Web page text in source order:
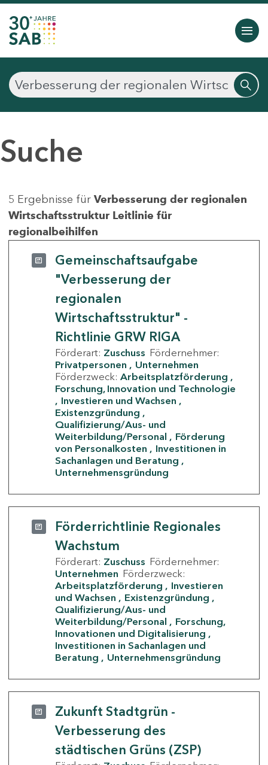
Suche
5 Ergebnisse für Verbesserung der regionalen
Wirtschaftsstruktur Leitlinie für
regionalbeihilfen
Gemeinschaftsaufgabe
"Verbesserung der
regionalen
Wirtschaftsstruktur" -
Richtlinie GRW RIGA
Förderart: Zuschuss Fördernehmer:
Privatpersonen
Unternehmen
Förderzweck: Arbeitsplatzförderung
Forschung, Innovation und Technologie
Investieren und Wachsen
Existenzgründung
Qualifizierung/Aus- und
Weiterbildung/Personal
Förderung
von Personalkosten
Investitionen in
Sachanlagen und Beratung
Unternehmensgründung
Förderrichtlinie Regionales
Wachstum
Förderart: Zuschuss Fördernehmer:
Unternehmen Förderzweck:
Arbeitsplatzförderung
Investieren
und Wachsen
Existenzgründung
Qualifizierung/Aus- und
Weiterbildung/Personal
Forschung,
Innovationen und Digitalisierung
Investitionen in Sachanlagen und
Beratung
Unternehmensgründung
Zukunft Stadtgrün -
Verbesserung des
städtischen Grüns (ZSP)